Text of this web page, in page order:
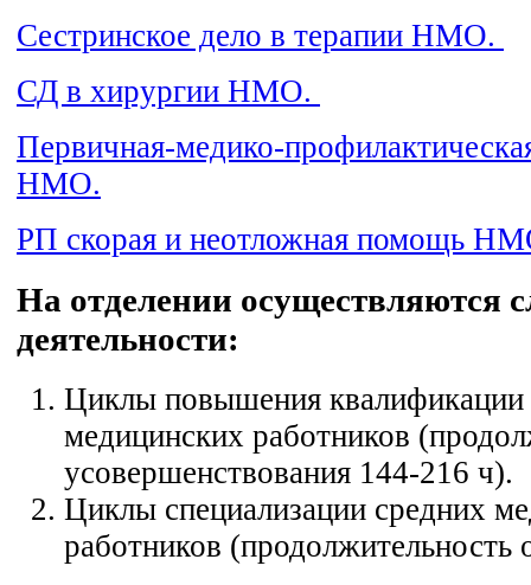
Сестринское дело в терапии НМО.
СД в хирургии НМО.
Первичная-медико-
НМО.
РП скорая и неотложная помощь
На отделении осуществляются
деятельности:
Циклы повышения квалификации
медицинских работников
усовершенствования 144-216 ч).
Циклы специализации средних
работников (продолжительность